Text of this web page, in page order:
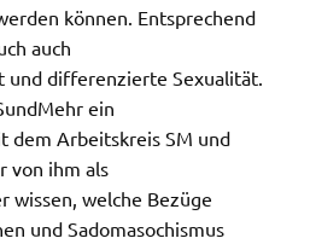
können. Entsprechend
auch
und differenzierte Sexualität.
ein
dem Arbeitskreis SM und
von ihm als
wissen, welche Bezüge
und Sadomasochismus